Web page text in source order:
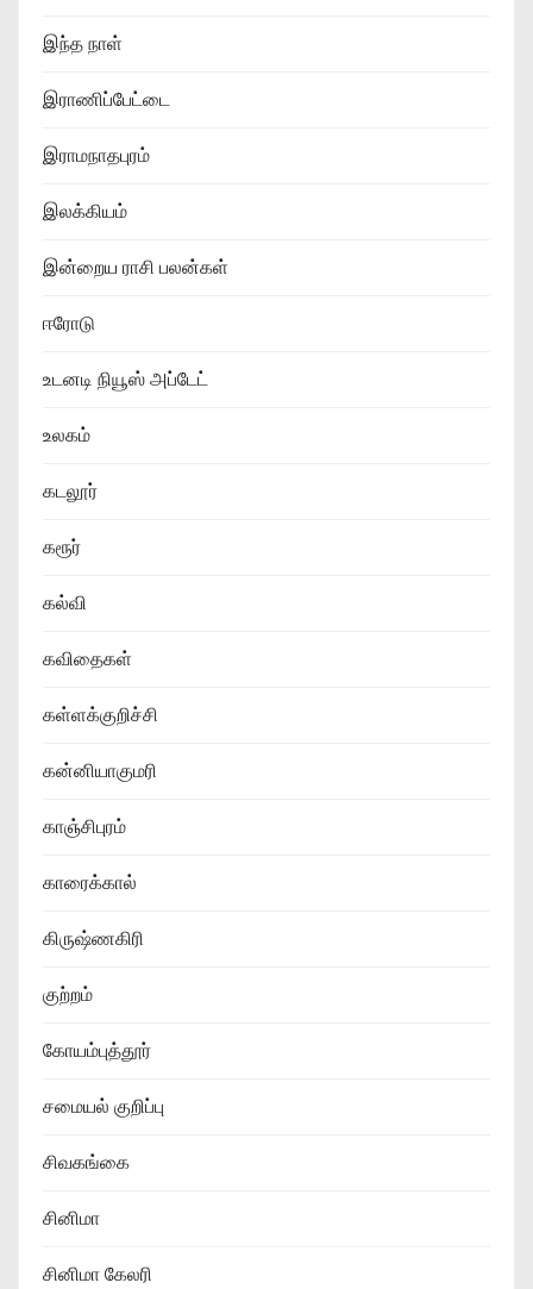
இந்த நாள்
இராணிப்பேட்டை
இராமநாதபுரம்
இலக்கியம்
இன்றைய ராசி பலன்கள்
ஈரோடு
உடனடி நியூஸ் அப்டேட்
உலகம்
கடலூர்
கரூர்
கல்வி
கவிதைகள்
கள்ளக்குறிச்சி
கன்னியாகுமரி
காஞ்சிபுரம்
காரைக்கால்
கிருஷ்ணகிரி
குற்றம்
கோயம்புத்தூர்
சமையல் குறிப்பு
சிவகங்கை
சினிமா
சினிமா கேலரி